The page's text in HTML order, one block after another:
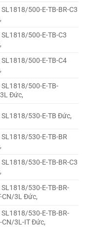
SL1818/500-E-TB-BR-C3
SL1818/500-E-TB-C3
SL1818/500-E-TB-C4
SL1818/500-E-TB-
Đức,
SL1818/530-E-TB Đức,
SL1818/530-E-TB-BR
SL1818/530-E-TB-BR-C3
SL1818/530-E-TB-BR-
CN/3L Đức,
SL1818/530-E-TB-BR-
CN/3L-IT Đức,